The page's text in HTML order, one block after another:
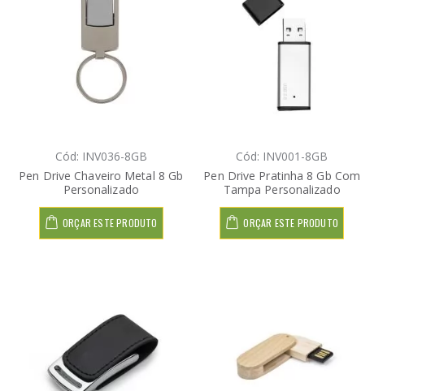
Cód: INV036-8GB
Pen Drive Chaveiro Metal 8 Gb
Personalizado
ORÇAR ESTE PRODUTO
Cód: INV001-8GB
Pen Drive Pratinha 8 Gb Com
Tampa Personalizado
ORÇAR ESTE PRODUTO